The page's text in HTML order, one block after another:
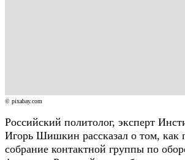
© pixabay.com
Российский политолог, эксперт
Игорь Шишкин рассказал о том, как
собрание контактной группы по